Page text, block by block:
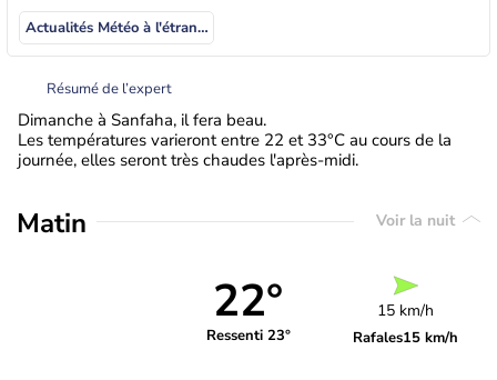
Actualités Météo à l'étranger
Résumé de l’expert
Dimanche à Sanfaha, il fera beau.
Les températures varieront entre 22 et 33°C au cours de la
journée, elles seront très chaudes l'après-midi.
Matin Voir la nuit
22°
Ressenti 23°
15 km/h
Rafales15 km/h